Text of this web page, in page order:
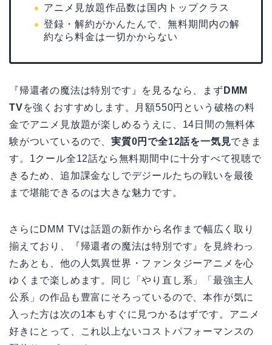
アニメ見放題作品数は国内トップクラス
登録・解約がかんたんで、無料期間内の解
約なら料金は一切かからない
『帰還者の魔法は特別です』を見るなら、まず DMM
TVを強くおすすめします。月額550円という破格の料
金でアニメ見放題が楽しめるうえに、14日間の無料体
験がついているので、 実質0円で全12話を一気見できま
す。1クール全12話なら無料期間中に十分すべて視聴で
きるため、追加課金なしでデジールたちの戦いを最後
まで堪能できるのは大きな魅力です。
さらにDMM TVは話題の新作から名作まで幅広く取り
揃えており、『帰還者の魔法は特別です』を見終わっ
たあとも、他の人気異世界・ファンタジーアニメを心
ゆくまで楽しめます。同じ「やり直し系」「最強主人
公系」の作品も豊富にそろっているので、本作が気に
入った方は次の1本もすぐに見つかるはずです。アニメ
好きにとって、これ以上ないコストパフォーマンスの